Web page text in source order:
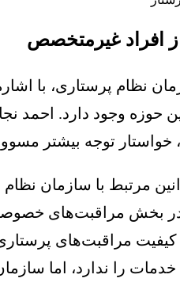
افراد غیرمتخصص
نظام پرستاری، با
حوزه وجود دارد. احمد
توجه بیشتر
بخش مراقبت‌‌‌های خصوصی
مراقبت‌‌‌های
را ندارد، اما